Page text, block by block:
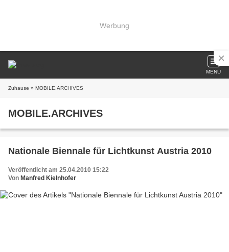
Werbung
MENU
Zuhause » MOBILE.ARCHIVES
MOBILE.ARCHIVES
Nationale Biennale für Lichtkunst Austria 2010
Veröffentlicht am 25.04.2010 15:22
Von Manfred Kielnhofer